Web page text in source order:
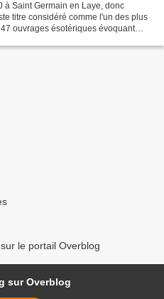
Saint Germain en Laye, donc
titre considéré comme l'un des plus
ouvrages ésotériques évoquant
le portail Overblog
sur Overblog